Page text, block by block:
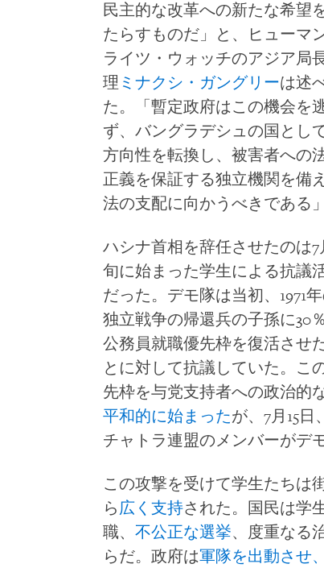
民主的な改革への新たな希望
たらすものだ」と、ヒューマ
ライツ・ウォッチのアジア局
理 ミナクシ・ガングリーは述
た。「暫定政府はこの機会を
ず、バングラデシュの国とし
方向性を転換し、被害者への
正義を保証する独立機関を備
法の支配に向かうべきである」
ハシナ首相を辞任させたのは7
旬に始まった学生による抗議
だった。デモ隊は当初、1971
独立戦争の帰還兵の子孫に30
公務員就職優先枠を復活させ
とに対して抗議していた。こ
先枠を与党支持者への政治的
平和的に始まったが、7月15
チャトラ連盟のメンバーがデ
この攻撃を受けて学生たちは
ら広く支持された。国民は学
職、 不公正な選挙、度重なる
らだ。政府は軍隊を出動させ